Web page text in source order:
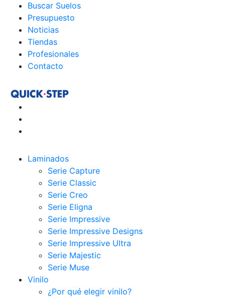
Buscar Suelos
Presupuesto
Noticias
Tiendas
Profesionales
Contacto
Laminados
Serie Capture
Serie Classic
Serie Creo
Serie Eligna
Serie Impressive
Serie Impressive Designs
Serie Impressive Ultra
Serie Majestic
Serie Muse
Vinilo
¿Por qué elegir vinilo?